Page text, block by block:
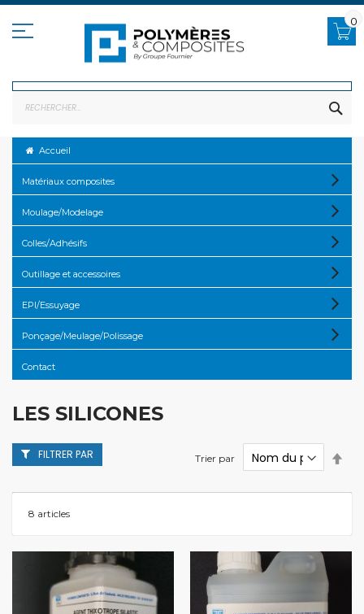
Allez
contenu
0
Accueil
Matériaux composites
Moulage/Modelage
Colles/Adhésifs
Outillage et accessoires
EPI/Essuyage
Ponçage/Meulage/Polissage
Contact
LES SILICONES
8 articles
Trier par
FILTRER PAR